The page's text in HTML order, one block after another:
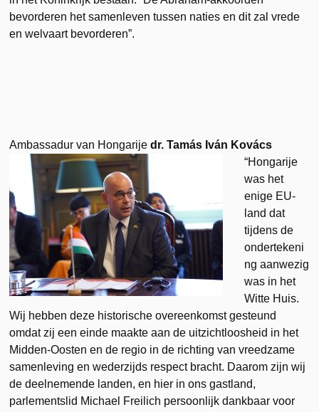
bevorderen het samenleven tussen naties en dit zal vrede
en welvaart bevorderen”.
Ambassadur van Hongarijedr. Tamás Iván Kovács
“Hongarije
was het
enige EU-
land dat
tijdens de
ondertekeni
ng aanwezig
was in het
Witte Huis.
Wij hebben deze historische overeenkomst gesteund
omdat zij een einde maakte aan de uitzichtloosheid in het
Midden-Oosten en de regio in de richting van vreedzame
samenleving en wederzijds respect bracht. Daarom zijn wij
de deelnemende landen, en hier in ons gastland,
parlementslid Michael Freilich persoonlijk dankbaar voor